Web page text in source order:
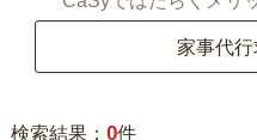
家事代
検索結果： 0件